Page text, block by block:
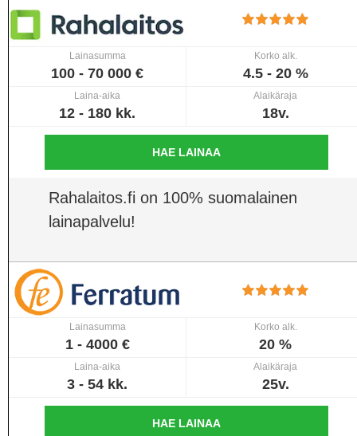
Lainasumma
100 - 70 000 €
Korko alk.
4.5 - 20 %
Laina-aika
12 - 180 kk.
Alaikäraja
18v.
HAE LAINAA
Rahalaitos.fi on 100% suomalainen
lainapalvelu!
Lainasumma
1 - 4000 €
Korko alk.
20 %
Laina-aika
3 - 54 kk.
Alaikäraja
25v.
HAE LAINAA